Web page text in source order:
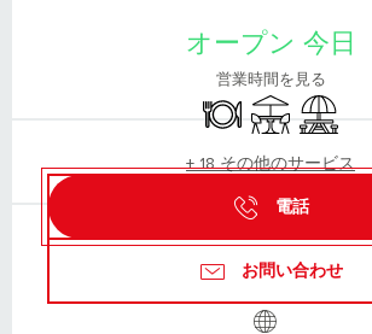
オープン 今日
営業時間を見る
Restaurant
TerracePicnic area
+ 18 その他のサービス
電話
お問い合わせ